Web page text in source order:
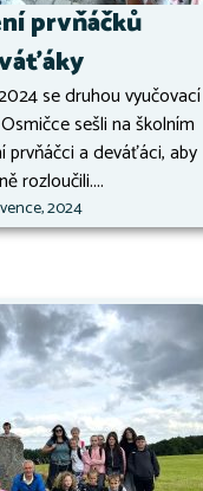
prvňáčků
se druhou vyučovací
sešli na školním
a deváťáci, aby
rozloučili....
2024